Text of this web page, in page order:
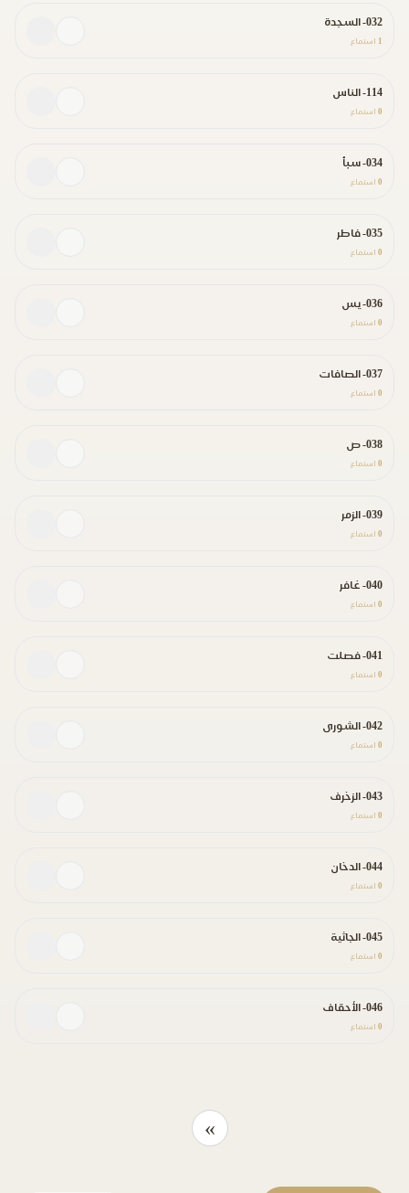
032- السجدة
1 استماع
114- الناس
0 استماع
034- سبأ
0 استماع
035- فاطر
0 استماع
036- يس
0 استماع
037- الصافات
0 استماع
038- ص
0 استماع
039- الزمر
0 استماع
040- غافر
0 استماع
041- فصلت
0 استماع
042- الشورى
0 استماع
043- الزخرف
0 استماع
044- الدخان
0 استماع
045- الجاثية
0 استماع
046- الأحقاف
0 استماع
»